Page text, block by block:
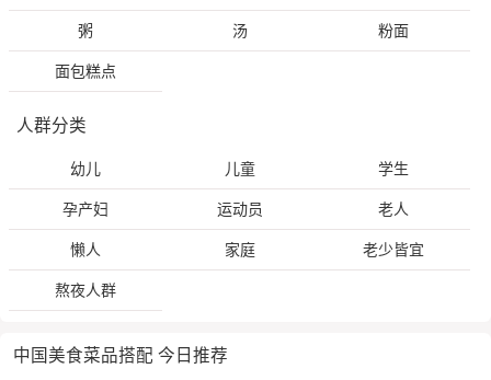
粥 汤 粉面
面包糕点
人群分类
幼儿 儿童 学生
孕产妇 运动员 老人
懒人 家庭 老少皆宜
熬夜人群
中国美食菜品搭配 今日推荐